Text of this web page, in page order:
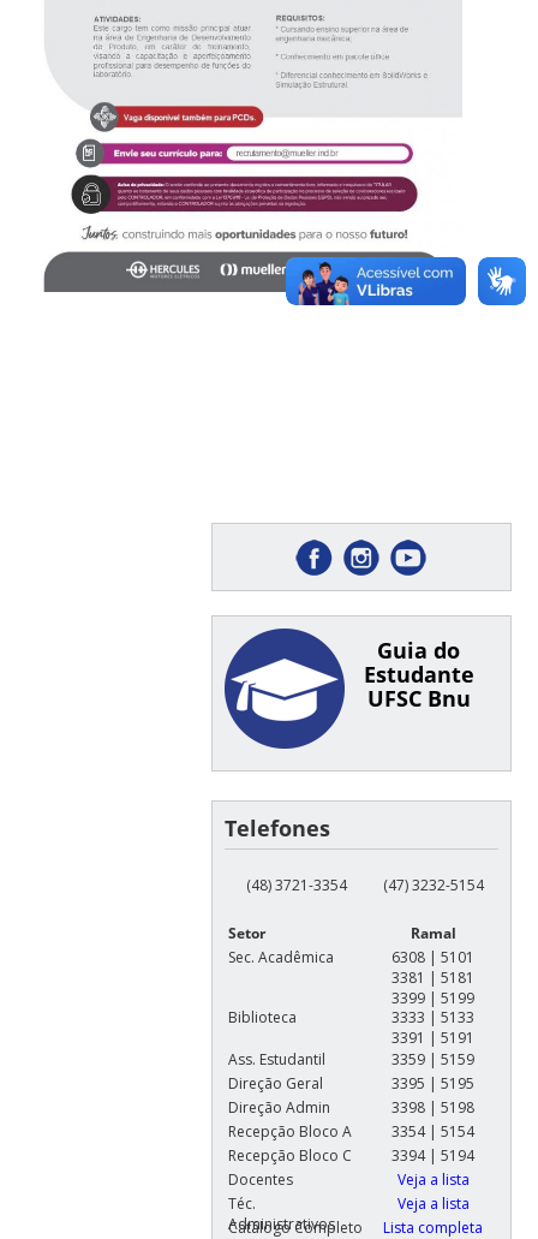
Guia do
Estudante
UFSC Bnu
Telefones
(48) 3721-3354 (47) 3232-5154
Setor
Ramal
Sec. Acadêmica
6308 | 5101
3381 | 5181
3399 | 5199
Biblioteca
3333 | 5133
3391 | 5191
Ass. Estudantil
3359 | 5159
Direção Geral
3395 | 5195
Direção Admin
3398 | 5198
Recepção Bloco A
3354 | 5154
Recepção Bloco C
3394 | 5194
Docentes
Veja a lista
Téc.
Administrativos
Veja a lista
Catálogo Completo
Lista completa